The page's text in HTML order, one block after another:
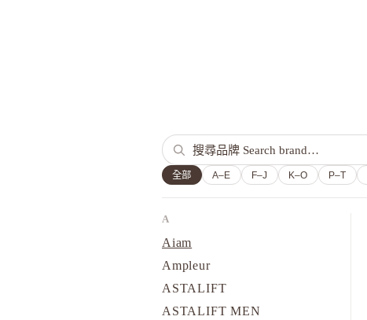
全部 A–E F–J K–O P–T
A
Aiam
Ampleur
ASTALIFT
ASTALIFT MEN